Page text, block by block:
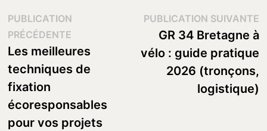
Navigation
de
l’article
PUBLICATION
PRÉCÉDENTEPublication
précédente :
Les meilleures
techniques de
fixation
écoresponsables
pour vos projets
PUBLICATION SUIVANTE
GR 34 Bretagne à
vélo : guide pratique
2026 (tronçons,
logistique)